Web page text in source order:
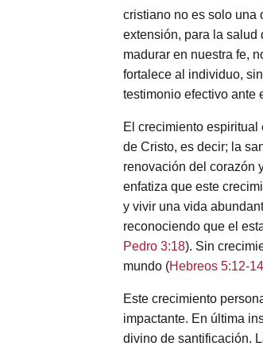
cristiano no es solo una
extensión, para la salud
madurar en nuestra fe,
fortalece al individuo,
testimonio efectivo ante
El crecimiento
de Cristo, es decir; la
renovación del corazón
enfatiza que este
y vivir una vida
reconociendo que el
Pedro 3:18). Sin
mundo (Hebreos 5:12-14
Este crecimiento
impactante. En última
divino de santificación.